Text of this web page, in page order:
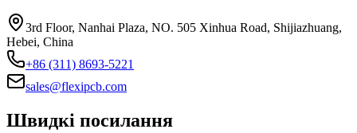
3rd Floor, Nanhai Plaza, NO. 505 Xinhua Road, Shijiazhuang,
Hebei, China
+86 (311) 8693-5221
sales@flexipcb.com
Швидкі посилання